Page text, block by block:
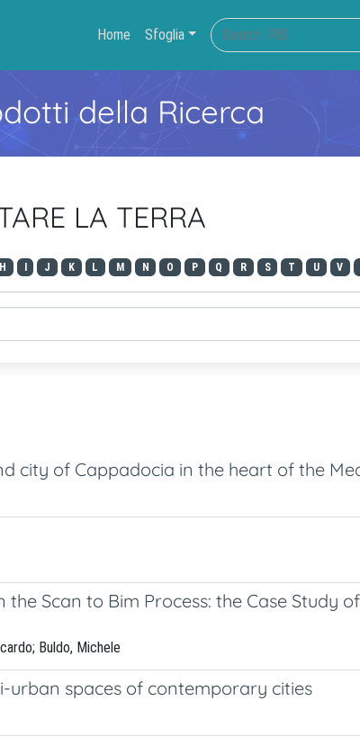
Home Sfoglia
della Ricerca
LA TERRA
H J K L M N O P Q R S T U V
city of Cappadocia in the heart of the
Scan to Bim Process: the Case Study
Buldo, Michele
urban spaces of contemporary cities